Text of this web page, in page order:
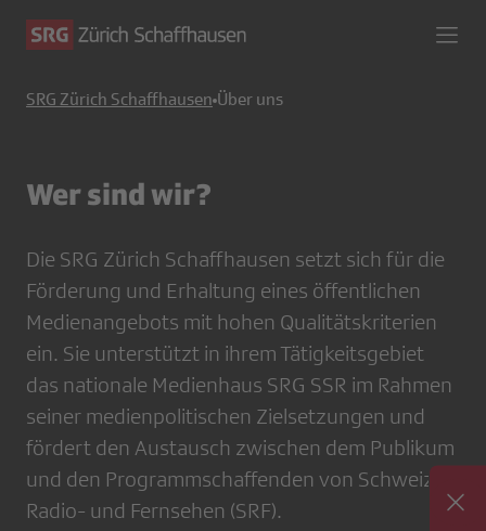
SRG Zürich Schaffhausen Über uns
Wer sind wir?
Die SRG Zürich Schaffhausen setzt sich für die
Förderung und Erhaltung eines öffentlichen
Medienangebots mit hohen Qualitätskriterien
ein. Sie unterstützt in ihrem Tätigkeitsgebiet
das nationale Medienhaus SRG SSR im Rahmen
seiner medienpolitischen Zielsetzungen und
fördert den Austausch zwischen dem Publikum
und den Programmschaffenden von Schweizer
Radio- und Fernsehen (SRF).